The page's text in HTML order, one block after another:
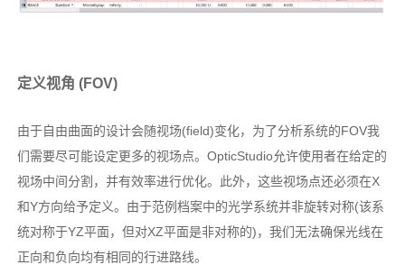
定义视角 (FOV)
由于自由曲面的设计会随视场(field)变化，为了分析系统的FOV我
们需要尽可能设定更多的视场点。OpticStudio允许使用者在给定的
视场中间分割，并有效率进行优化。此外，这些视场点还必须在X
和Y方向给予定义。由于范例档案中的光学系统并非旋转对称(该系
统对称于YZ平面，但对XZ平面是非对称的)，我们无法确保光线在
正向和负向均有相同的行进路线。